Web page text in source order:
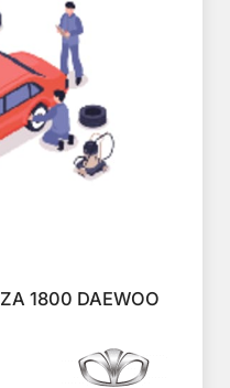
1800 DAEWOO